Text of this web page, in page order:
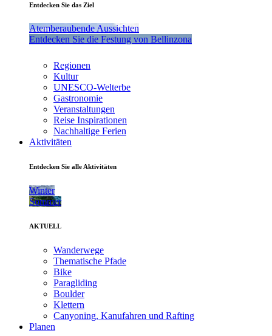
Entdecken Sie das Ziel
Atemberaubende Aussichten
Entdecken Sie die Festung von Bellinzona
Regionen
Kultur
UNESCO-Welterbe
Gastronomie
Veranstaltungen
Reise Inspirationen
Nachhaltige Ferien
Aktivitäten
Entdecken Sie alle Aktivitäten
Winter
Sommer
AKTUELL
Wanderwege
Thematische Pfade
Bike
Paragliding
Boulder
Klettern
Canyoning, Kanufahren und Rafting
Planen